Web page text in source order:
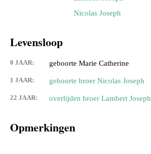
Nicolas Joseph
Levensloop
0 JAAR: geboorte Marie Catherine
1 JAAR: geboorte broer Nicolas Joseph
22 JAAR: overlijden broer Lambert Joseph
Opmerkingen